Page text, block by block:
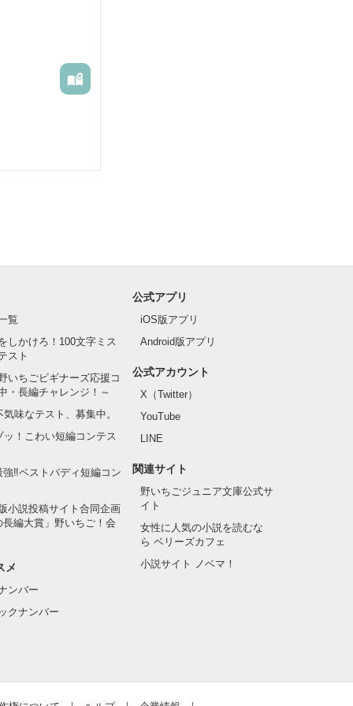
覧
しかけろ！100文字ミス
スト
いちごビギナーズ応援コ
・長編チャレンジ！～
味なテスト、募集中。
ッ！こわい短編コンテス
強‼ベストバディ短編コン
小説投稿サイト合同企画
長編大賞」野いちご！会
メ
ンバー
クナンバー
公式アプリ
iOS版アプリ
Android版アプリ
公式アカウント
X（Twitter）
YouTube
LINE
関連サイト
野いちごジュニア文庫公式サ
イト
女性に人気の小説を読むな
ら ベリーズカフェ
小説サイト ノベマ！